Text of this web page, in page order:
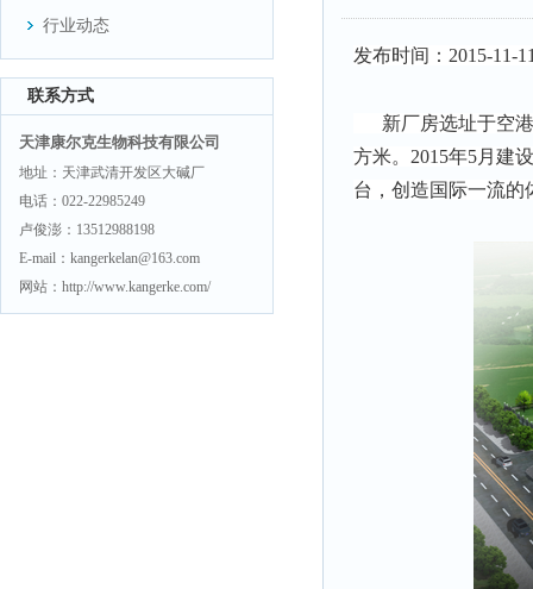
行业动态
联系方式
天津康尔克生物科技有限公司
地址：天津武清开发区大碱厂
电话：022-22985249
卢俊澎：13512988198
E-mail：kangerkelan@163.com
网站：http://www.kangerke.com/
发布时间：2015-
方米。2015年5月建
台，创造国际一流的